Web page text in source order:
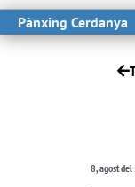
Pànxing Cerdanya
8, agost